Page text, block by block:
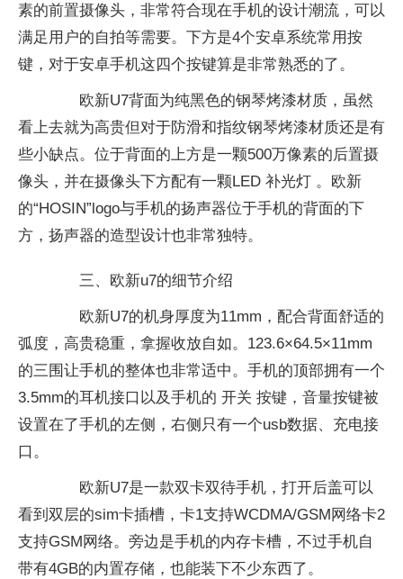
素的前置摄像头，非常符合现在手机的设计潮流，可以
满足用户的自拍等需要。下方是4个安卓系统常用按
键，对于安卓手机这四个按键算是非常熟悉的了。
欧新U7背面为纯黑色的钢琴烤漆材质，虽然
看上去就为高贵但对于防滑和指纹钢琴烤漆材质还是有
些小缺点。位于背面的上方是一颗500万像素的后置摄
像头，并在摄像头下方配有一颗LED 补光灯 。欧新
的“HOSIN”logo与手机的扬声器位于手机的背面的下
方，扬声器的造型设计也非常独特。
三、欧新u7的细节介绍
欧新U7的机身厚度为11mm，配合背面舒适的
弧度，高贵稳重，拿握收放自如。123.6×64.5×11mm
的三围让手机的整体也非常适中。手机的顶部拥有一个
3.5mm的耳机接口以及手机的 开关 按键，音量按键被
设置在了手机的左侧，右侧只有一个usb数据、充电接
口。
欧新U7是一款双卡双待手机，打开后盖可以
看到双层的sim卡插槽，卡1支持WCDMA/GSM网络卡2
支持GSM网络。旁边是手机的内存卡槽，不过手机自
带有4GB的内置存储，也能装下不少东西了。